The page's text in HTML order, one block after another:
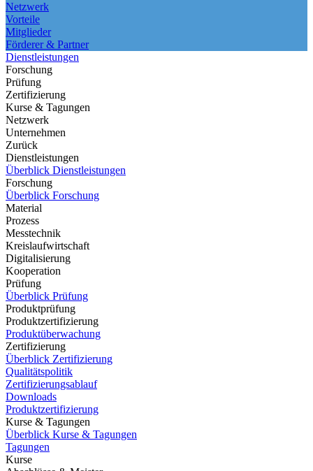
Netzwerk
Vorteile
Mitglieder
Förderer & Partner
Dienstleistungen
Forschung
Prüfung
Zertifizierung
Kurse & Tagungen
Netzwerk
Unternehmen
Zurück
Dienstleistungen
Überblick Dienstleistungen
Forschung
Überblick Forschung
Material
Prozess
Messtechnik
Kreislaufwirtschaft
Digitalisierung
Kooperation
Prüfung
Überblick Prüfung
Produktprüfung
Produktzertifizierung
Produktüberwachung
Zertifizierung
Überblick Zertifizierung
Qualitätspolitik
Zertifizierungsablauf
Downloads
Produktzertifizierung
Kurse & Tagungen
Überblick Kurse & Tagungen
Tagungen
Kurse